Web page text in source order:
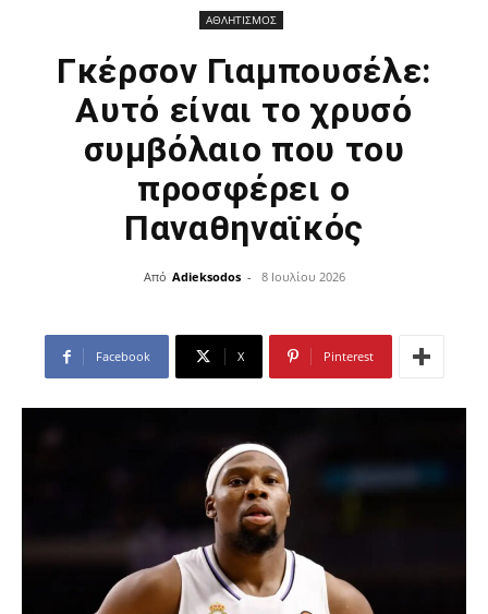
ΑΘΛΗΤΙΣΜΟΣ
Γκέρσον Γιαμπουσέλε:
Αυτό είναι το χρυσό
συμβόλαιο που του
προσφέρει ο
Παναθηναϊκός
Από Adieksodos - 8 Ιουλίου 2026
Facebook X Pinterest